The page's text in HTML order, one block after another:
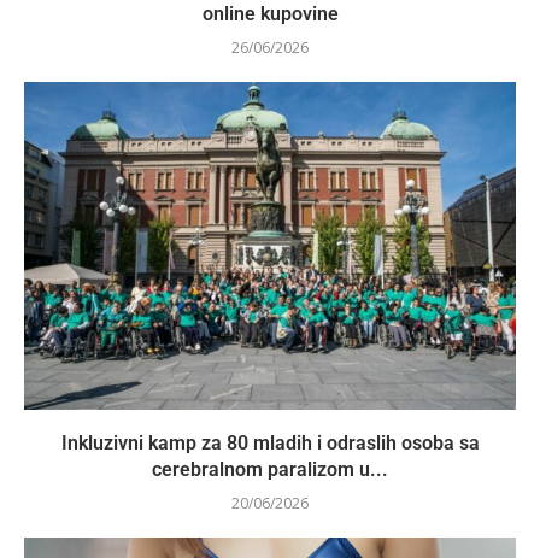
online kupovine
26/06/2026
Inkluzivni kamp za 80 mladih i odraslih osoba sa
cerebralnom paralizom u...
20/06/2026